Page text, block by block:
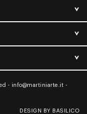
- info@martiniarte.it -
DESIGN BY BASILICO